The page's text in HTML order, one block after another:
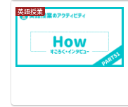
英語授業